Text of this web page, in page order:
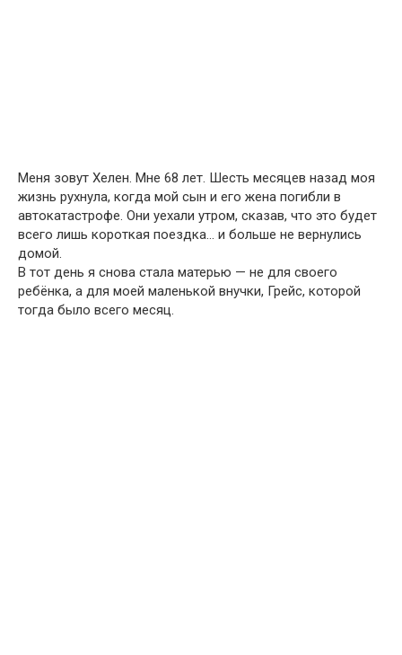
Меня зовут Хелен. Мне 68 лет. Шесть месяцев назад моя
жизнь рухнула, когда мой сын и его жена погибли в
автокатастрофе. Они уехали утром, сказав, что это будет
всего лишь короткая поездка… и больше не вернулись
домой.
В тот день я снова стала матерью — не для своего
ребёнка, а для моей маленькой внучки, Грейс, которой
тогда было всего месяц.